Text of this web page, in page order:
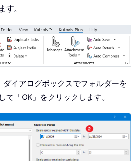
す。
イアログボックスでフォルダーを
て「OK」をクリックします。